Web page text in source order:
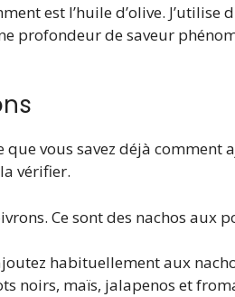
est l’huile d’olive. J’utilise
profondeur de saveur
vous savez déjà comment
vérifier.
Ce sont des nachos aux
habituellement aux
noirs, maïs, jalapenos et